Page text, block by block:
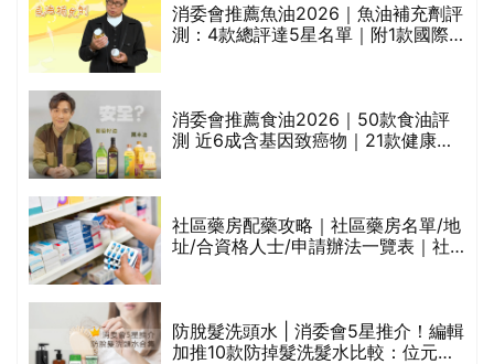
消委會推薦魚油2026｜魚油補充劑評
測：4款總評達5星名單｜附1款國際
消委會推薦食油2026｜50款食油評
測 近6成含基因致癌物｜21款健康煮
社區藥房配藥攻略｜社區藥房名單/地
址/合資格人士/申請辦法一覽表｜社
防脫髮洗頭水 | 消委會5星推介！編輯
加推10款防掉髮洗髮水比較：位元